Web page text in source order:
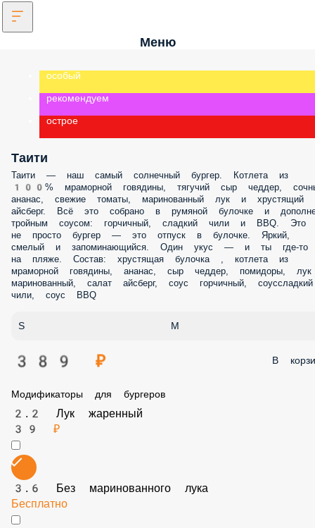
Меню
особый
рекомендуем
острое
Таити
Таити — наш самый солнечный бургер. Котлета из 100% мраморной
говядины, тягучий сыр чеддер, сочный ананас, свежие томаты,
маринованный лук и хрустящий айсберг. Всё это собрано в румяной
булочке и дополнено тройным соусом: горчичный, сладкий чили и
BBQ. Это не просто бургер — это отпуск в булочке. Яркий, смелый и
запоминающийся. Один укус — и ты где-то на пляже. Состав:
хрустящая булочка , котлета из мраморной говядины, ананас, сыр
чеддер, помидоры, лук маринованный, салат айсберг, соус
соуссладкий чили, соус BBQ
S
389 ₽
Модификаторы для бургеров
2.2 Лук жаренный
39 ₽
3.6 Без маринованного лука
Бесплатно